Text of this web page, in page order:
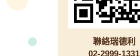
聯絡瑞德利
02-2999-1331